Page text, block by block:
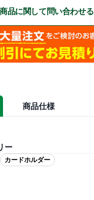
品に関して問い合わせる
商品仕様
ー
カードホルダー